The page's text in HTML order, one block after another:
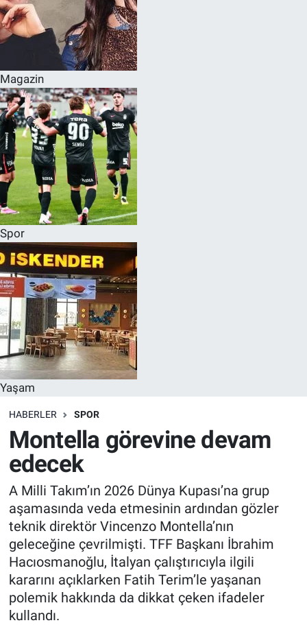
Magazin
Spor
Yaşam
HABERLER SPOR
Montella görevine devam
edecek
A Milli Takım’ın 2026 Dünya Kupası’na grup
aşamasında veda etmesinin ardından gözler
teknik direktör Vincenzo Montella’nın
geleceğine çevrilmişti. TFF Başkanı İbrahim
Hacıosmanoğlu, İtalyan çalıştırıcıyla ilgili
kararını açıklarken Fatih Terim’le yaşanan
polemik hakkında da dikkat çeken ifadeler
kullandı.